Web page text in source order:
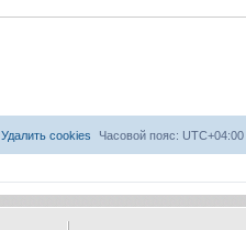
Часовой пояс: UTC+04:00
Удалить cookies